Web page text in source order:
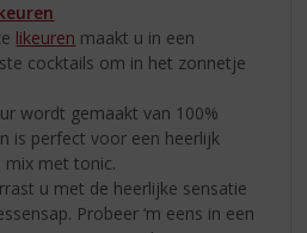
likeuren maakt u in een
cocktails om in het zonnetje
wordt gemaakt van 100%
is perfect voor een heerlijk
mix met tonic.
u met de heerlijke sensatie
Probeer ‘m eens in een